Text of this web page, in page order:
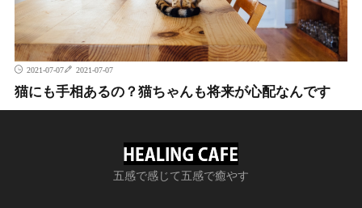
2021-07-07 2021-07-07
猫にも手相あるの？猫ちゃんも将来が心配なんです
五感で感じて五感で癒やす